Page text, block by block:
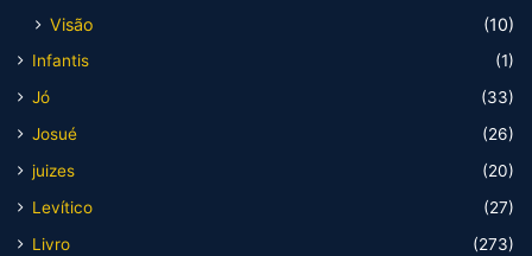
Visão
(10)
Infantis
(1)
Jó
(33)
Josué
(26)
juizes
(20)
Levítico
(27)
Livro
(273)